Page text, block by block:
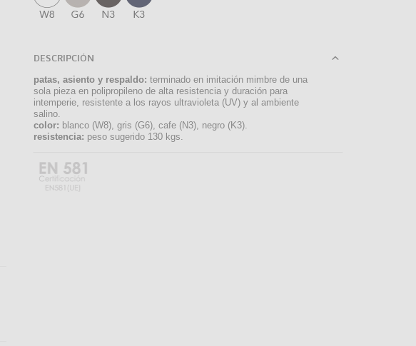
DESCRIPCIÓN
patas, asiento y respaldo: terminado en imitación mimbre de una
sola pieza en polipropileno de alta resistencia y duración para
intemperie, resistente a los rayos ultravioleta (UV) y al ambiente
salino.
color: blanco (W8), gris (G6), cafe (N3), negro (K3).
resistencia: peso sugerido 130 kgs.